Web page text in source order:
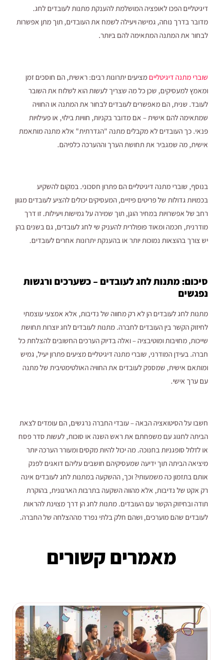
דיגיטליים הפכו לאופציה המושלמת להענקת מתנות לעובדים לחג.
מדובר בדרך נוחה, גמישה ויעילה לשמח את העובדים, תוך מתן אפשרות
לבחור את המתנה המתאימה להם ביותר.
שוברי מתנה דיגיטליים מציעים יתרונות רבים: ראשית, הם חוסכים זמן
ומאמץ למעסיקים, שכן כל מה שצריך לעשות הוא לשלוח את השובר
לעובד. שנית, הם מאפשרים לעובדים לבחור את המתנה או החוויה
שמתאימה להם אישית – אם מדובר בקניות, חוויות בילוי, או פעילויות
פנאי. כך העובדים לא מקבלים מתנה "הגדרתית" אלא מתנה מותאמת
אישית, מה שמגביר את תחושת הערך וההערכה כלפיהם.
בנוסף, שוברי מתנה דיגיטליים הם פתרון חסכוני. במקום להשקיע
בכמויות גדולות של פריטים פיזיים, המעסיקים יכולים להציע לעובדים מגוון
רחב של אפשרויות במחיר הוגן, תוך שמירה על גמישות ויעילות. זו דרך
מודרנית, חכמה ומאוד פופולרית להעניק שי לחג לעובדים, גם בשנים בהן
יש צורך בהוצאות נמוכות יותר או בהענקת יתרונות אחרים לעובדים.
סיכום: מתנות לחג לעובדים – כשערכים ורגשות
נפגשים
מתנות לחג לעובדים הן לא רק מחווה של נדיבות, אלא אמצעי עוצמתי
לחיזוק הקשר בין העובדים לחברה. מתנות לעובדים לחג יוצרות תחושת
שייכות, מחויבות ומוטיבציה – ואלה בדיוק הערכים החשובים להצלחת כל
חברה. בעידן המודרני, שוברי מתנה דיגיטליים מציעים פתרון יעיל, גמיש
ומותאם אישית, שמספק לעובדים את החוויה האולטימטיבית של מתנה
עם ערך אישי.
חשבו על הסיטואציה הבאה – עובדי החברה נרגשים, הם עומדים לצאת
הביתה לחגוג עם משפחתם את ראש השנה או סוכות, לעשות סדר פסח
או לזלול סופגניות בחנוכה. מה יכול להיות מקסים ומעורר הערכה יותר
מיציאה הביתה תוך ידיעה שמעסיקיהם חושבים עליהם דואגים לפנק
אותם בתזמון כה משמעותי? וכך, ההשקעה במתנות לחג לעובדים אינה
רק אקט של נדיבות, אלא מהווה השקעה בתרבות הארגונית, בהוקרת
תודה ובחיזוק הקשר עם העובדים. מתנות לחג הן דרך מצוינת להראות
לעובדים שהם מוערכים, ושהם חלק בלתי נפרד מההצלחה של החברה.
מאמרים קשורים